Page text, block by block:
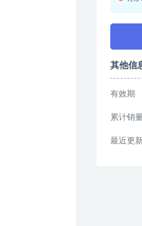
其他信
有效期
累计销
最近更